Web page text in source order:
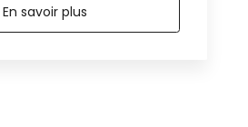
En savoir plus